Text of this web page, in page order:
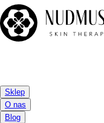
Sklep
O nas
Blog